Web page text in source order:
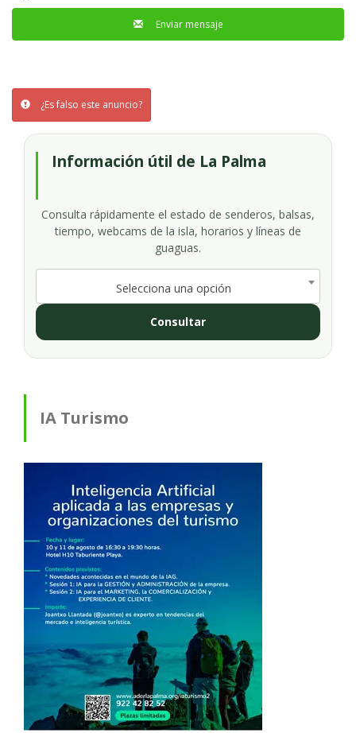
Enviar mensaje
¿Es falso este anuncio?
Información útil de La Palma
Consulta rápidamente el estado de senderos, balsas,
tiempo, webcams de la isla, horarios y líneas de
guaguas.
Selecciona una opción
Consultar
IA Turismo